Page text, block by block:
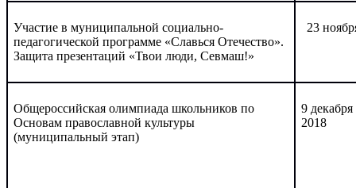
Участие в муниципальной социально-
педагогической программе «Славься Отечество».
Защита презентаций «Твои люди, Севмаш!»
23
Общероссийская олимпиада школьников по
Основам православной культуры
(муниципальный этап)
9 декабря
2018